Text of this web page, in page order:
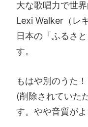
大な歌唱力で世
Lexi Walker（レ
日本の「ふるさ
す。
もはや別のうた！
(削除されていた
す。やや音質がよ